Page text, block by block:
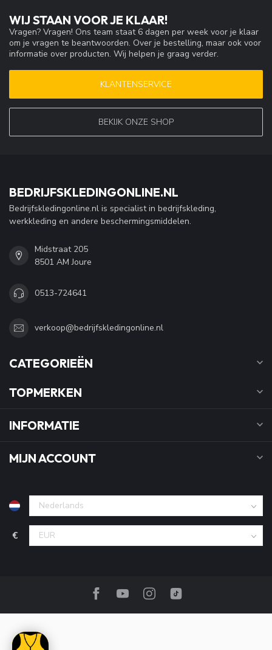
WIJ STAAN VOOR JE KLAAR!
Vragen? Vragen! Ons team staat 6 dagen per week voor je klaar
om je vragen te beantwoorden. Over je bestelling, maar ook voor
informatie over producten. Wij helpen je graag verder.
KLANTENSERVICE
BEKIJK ONZE SHOP
BEDRIJFSKLEDINGONLINE.NL
Bedrijfskledingonline.nl is specialist in bedrijfskleding,
werkkleding en andere beschermingsmiddelen.
Midstraat 205
8501 AM Joure
0513-724641
verkoop@bedrijfskledingonline.nl
CATEGORIEËN
TOPMERKEN
INFORMATIE
MIJN ACCOUNT
€